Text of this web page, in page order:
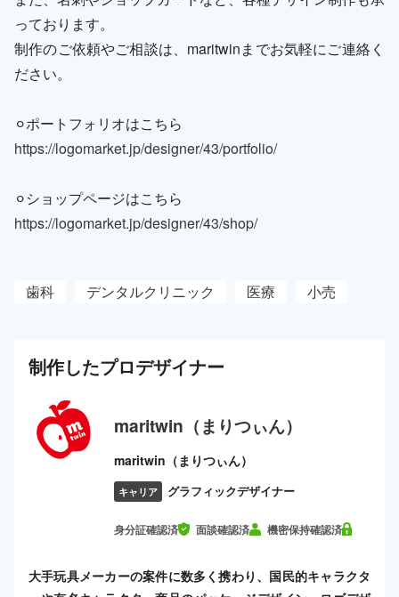
っております。
制作のご依頼やご相談は、maritwinまでお気軽にご連絡く
ださい。
⚪︎ポートフォリオはこちら
https://logomarket.jp/designer/43/portfolio/
⚪︎ショップページはこちら
https://logomarket.jp/designer/43/shop/
歯科 デンタルクリニック 医療 小売
制作したプロデザイナー
maritwin（まりつぃん）
maritwin（まりつぃん）
キャリア グラフィックデザイナー
身分証確認済 面談確認済 機密保持確認済
大手玩具メーカーの案件に数多く携わり、国民的キャラクタ